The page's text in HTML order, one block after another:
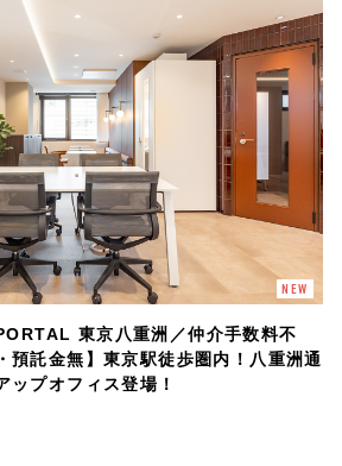
NEW
東京八重洲／仲介手数料不
預託金無】東京駅徒歩圏内！八重洲通
ップオフィス登場！